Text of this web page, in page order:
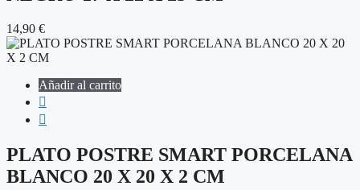
14,90 €
Añadir al carrito
PLATO POSTRE SMART PORCELANA
BLANCO 20 X 20 X 2 CM